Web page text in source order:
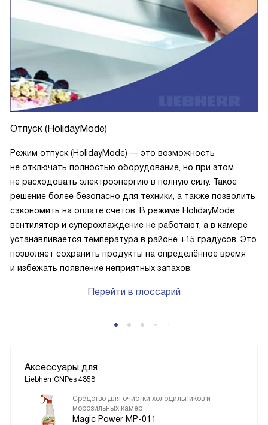
Отпуск (HolidayMode)
Режим отпуск (HolidayMode) — это возможность
не отключать полностью оборудование, но при этом
не расходовать электроэнергию в полную силу. Такое
решение более безопасно для техники, а также позволить
сэкономить на оплате счетов. В режиме HolidayMode
вентилятор и суперохлаждение не работают, а в камере
устанавливается температура в районе +15 градусов. Это
позволяет сохранить продукты на определённое время
и избежать появление неприятных запахов.
Перейти в глоссарий
Аксессуары для
Liebherr CNPes 4358
Средство для очистки холодильников и
морозильных камер
Magic Power MP-011